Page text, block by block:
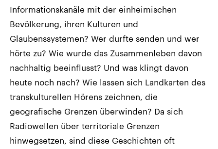
Informationskanäle mit der einheimischen
Bevölkerung, ihren Kulturen und
Glaubenssystemen? Wer durfte senden und wer
hörte zu? Wie wurde das Zusammenleben davon
nachhaltig beeinflusst? Und was klingt davon
heute noch nach? Wie lassen sich Landkarten des
transkulturellen Hörens zeichnen, die
geografische Grenzen überwinden? Da sich
Radiowellen über territoriale Grenzen
hinwegsetzen, sind diese Geschichten oft